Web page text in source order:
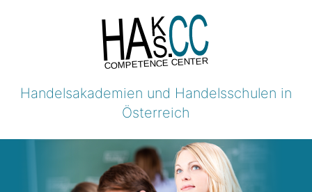
COMPETENCE CENTER
Handelsakademien und Handelsschulen in
Österreich